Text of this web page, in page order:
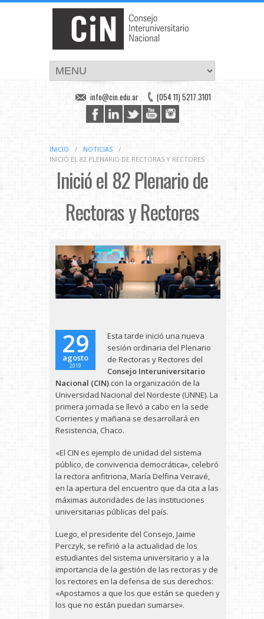
(054 11) 5217.3101
info@cin.edu.ar
INICIO / NOTICIAS
/
INICIÓ EL 82 PLENARIO DE RECTORAS Y RECTORES
Inició el 82 Plenario de
Rectoras y Rectores
29
agosto
2019
Esta tarde inició una nueva
sesión ordinaria del Plenario
de Rectoras y Rectores del
Consejo Interuniversitario
Nacional (CIN) con la organización de la
Universidad Nacional del Nordeste (UNNE). La
primera jornada se llevó a cabo en la sede
Corrientes y mañana se desarrollará en
Resistencia, Chaco.
«El CIN es ejemplo de unidad del sistema
público, de convivencia democrática», celebró
la rectora anfitriona, María Delfina Veiravé,
en la apertura del encuentro que da cita a las
máximas autoridades de las instituciones
universitarias públicas del país.
Luego, el presidente del Consejo, Jaime
Perczyk, se refirió a la actualidad de los
estudiantes del sistema universitario y a la
importancia de la gestión de las rectoras y de
los rectores en la defensa de sus derechos:
«Apostamos a que los que están se queden y
los que no están puedan sumarse».